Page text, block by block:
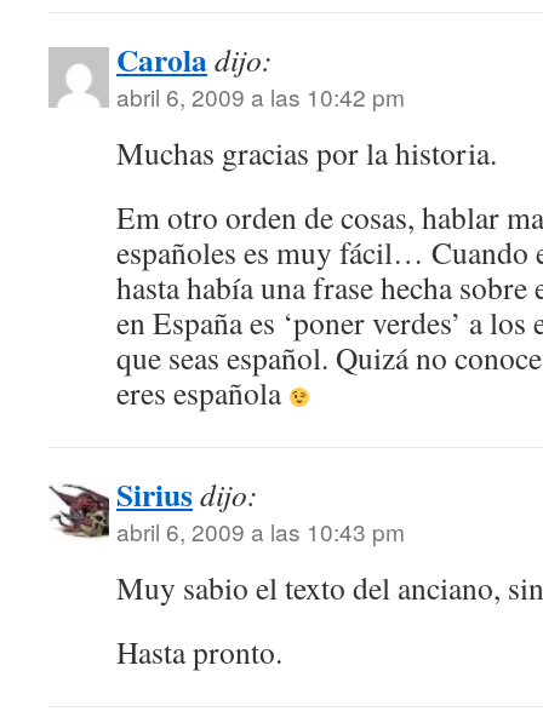
Caroladijo:
abril 6, 2009 a las 10:42 pm
Muchas gracias por la historia.
Em otro orden de cosas, hablar
españoles es muy fácil… Cuando
hasta había una frase hecha
en España es ‘poner verdes’ a
que seas español. Quizá no
eres española
Siriusdijo:
abril 6, 2009 a las 10:43 pm
Muy sabio el texto del anciano,
Hasta pronto.